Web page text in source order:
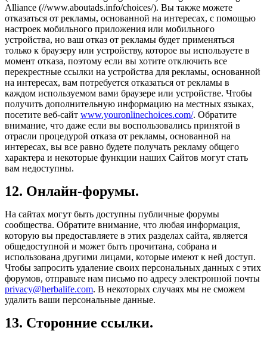
Alliance (//www.aboutads.info/choices/). Вы также можете
отказаться от рекламы, основанной на интересах, с помощью
настроек мобильного приложения или мобильного
устройства, но ваш отказ от рекламы будет применяться
только к браузеру или устройству, которое вы используете в
момент отказа, поэтому если вы хотите отключить все
перекрестные ссылки на устройства для рекламы, основанной
на интересах, вам потребуется отказаться от рекламы в
каждом используемом вами браузере или устройстве. Чтобы
получить дополнительную информацию на местных языках,
посетите веб-сайт www.youronlinechoices.com/. Обратите
внимание, что даже если вы воспользовались принятой в
отрасли процедурой отказа от рекламы, основанной на
интересах, вы все равно будете получать рекламу общего
характера и некоторые функции наших Сайтов могут стать
вам недоступны.
12. Онлайн-форумы.
На сайтах могут быть доступны публичные форумы
сообщества. Обратите внимание, что любая информация,
которую вы предоставляете в этих разделах сайта, является
общедоступной и может быть прочитана, собрана и
использована другими лицами, которые имеют к ней доступ.
Чтобы запросить удаление своих персональных данных с этих
форумов, отправьте нам письмо по адресу электронной почты
privacy@herbalife.com. В некоторых случаях мы не сможем
удалить ваши персональные данные.
13. Сторонние ссылки.